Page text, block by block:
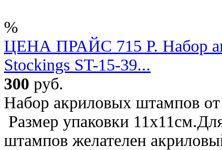
%
ЦЕНА ПРАЙС 715 Р. Набор
Stockings ST-15-39...
300 руб.
Набор акриловых штампов
Размер упаковки
штампов желателен